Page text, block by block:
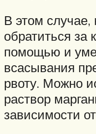
В этом
обратиться за
помощью и
всасывания
рвоту. Можно
раствор
зависимости